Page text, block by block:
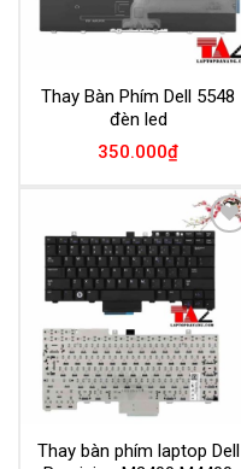
Thay Bàn Phím Dell 5548
đèn led
350.000₫
Add to
Wishlist
Thay bàn phím laptop Dell